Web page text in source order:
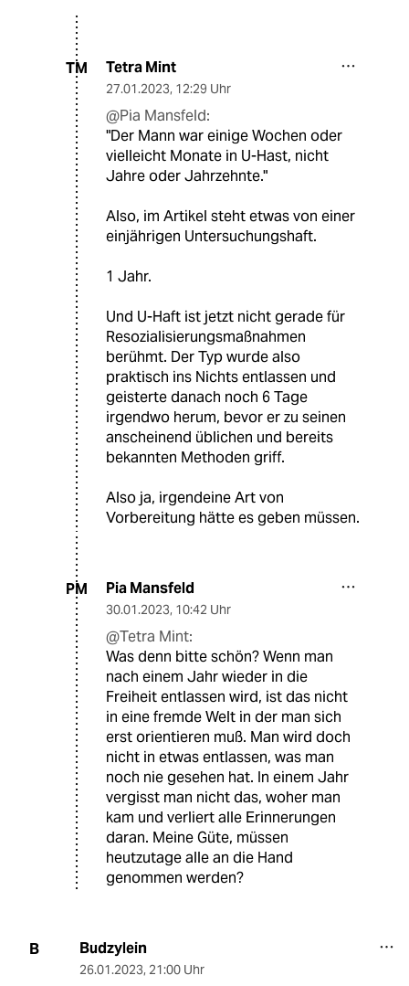
TM Tetra Mint
27.01.2023, 12:29 Uhr
@Pia Mansfeld:
"Der Mann war einige Wochen oder
vielleicht Monate in U-Hast, nicht
Jahre oder Jahrzehnte."
Also, im Artikel steht etwas von einer
einjährigen Untersuchungshaft.
1 Jahr.
Und U-Haft ist jetzt nicht gerade für
Resozialisierungsmaßnahmen
berühmt. Der Typ wurde also
praktisch ins Nichts entlassen und
geisterte danach noch 6 Tage
irgendwo herum, bevor er zu seinen
anscheinend üblichen und bereits
bekannten Methoden griff.
Also ja, irgendeine Art von
Vorbereitung hätte es geben müssen.
PM Pia Mansfeld
30.01.2023, 10:42 Uhr
@Tetra Mint:
Was denn bitte schön? Wenn man
nach einem Jahr wieder in die
Freiheit entlassen wird, ist das nicht
in eine fremde Welt in der man sich
erst orientieren muß. Man wird doch
nicht in etwas entlassen, was man
noch nie gesehen hat. In einem Jahr
vergisst man nicht das, woher man
kam und verliert alle Erinnerungen
daran. Meine Güte, müssen
heutzutage alle an die Hand
genommen werden?
B Budzylein
26.01.2023, 21:00 Uhr